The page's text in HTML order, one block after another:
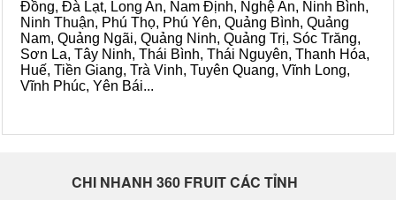
Đồng, Đà Lạt, Long An, Nam Định, Nghệ An, Ninh Bình,
Ninh Thuận, Phú Thọ, Phú Yên, Quảng Bình, Quảng
Nam, Quảng Ngãi, Quảng Ninh, Quảng Trị, Sóc Trăng,
Sơn La, Tây Ninh, Thái Bình, Thái Nguyên, Thanh Hóa,
Huế, Tiền Giang, Trà Vinh, Tuyên Quang, Vĩnh Long,
Vĩnh Phúc, Yên Bái...
CHI NHANH 360 FRUIT CÁC TỈNH